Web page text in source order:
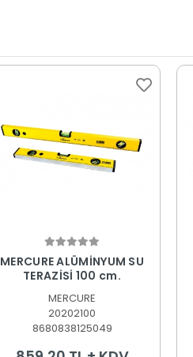
Sepete Ekle
MERCURE ALÜMİNYUM SU
TERAZİSİ 100 cm.
MERCURE
20202100
8680838125049